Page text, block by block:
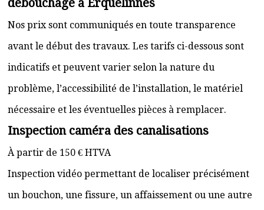
débouchage à Erquelinnes
Nos prix sont communiqués en toute transparence
avant le début des travaux. Les tarifs ci-dessous sont
indicatifs et peuvent varier selon la nature du
problème, l’accessibilité de l’installation, le matériel
nécessaire et les éventuelles pièces à remplacer.
Inspection caméra des canalisations
À partir de 150 € HTVA
Inspection vidéo permettant de localiser précisément
un bouchon, une fissure, un affaissement ou une autre